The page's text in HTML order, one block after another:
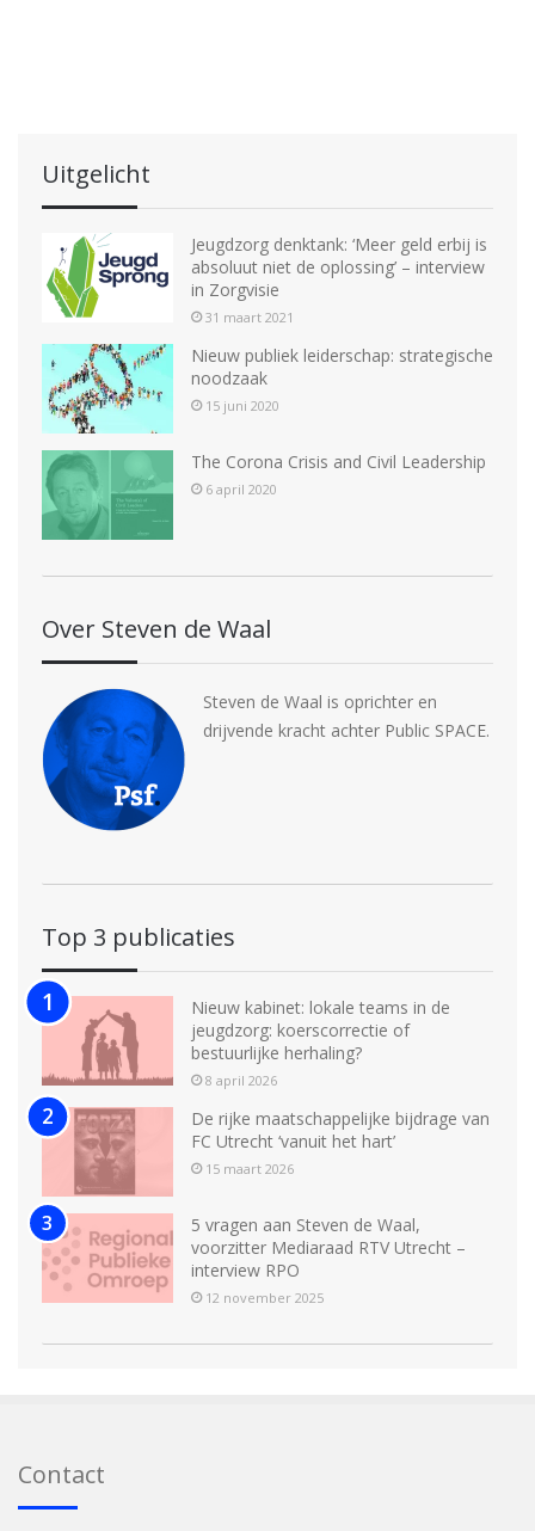
Uitgelicht
Jeugdzorg denktank: ‘Meer geld erbij is
absoluut niet de oplossing’ – interview
in Zorgvisie
31 maart 2021
Nieuw publiek leiderschap: strategische
noodzaak
15 juni 2020
The Corona Crisis and Civil Leadership
6 april 2020
Over Steven de Waal
Steven de Waal is oprichter en
drijvende kracht achter Public SPACE.
Top 3 publicaties
Nieuw kabinet: lokale teams in de
jeugdzorg: koerscorrectie of
bestuurlijke herhaling?
8 april 2026
De rijke maatschappelijke bijdrage van
FC Utrecht ‘vanuit het hart’
15 maart 2026
5 vragen aan Steven de Waal,
voorzitter Mediaraad RTV Utrecht –
interview RPO
12 november 2025
Contact